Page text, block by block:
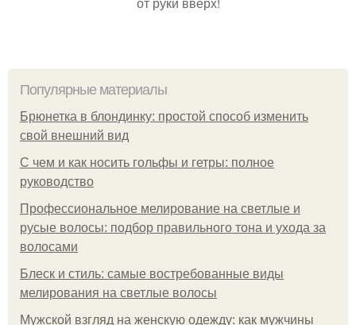
Популярные материалы
Брюнетка в блондинку: простой способ изменить
свой внешний вид
С чем и как носить гольфы и гетры: полное
руководство
Профессиональное мелирование на светлые и
русые волосы: подбор правильного тона и ухода за
волосами
Блеск и стиль: самые востребованные виды
мелирования на светлые волосы
Мужской взгляд на женскую одежду: как мужчины